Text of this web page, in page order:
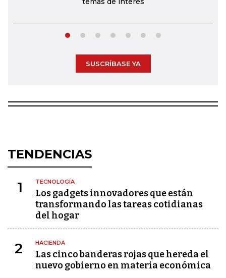
SUSCRÍBASE YA
TENDENCIAS
1 TECNOLOGÍA
Los gadgets innovadores que están
transformando las tareas cotidianas
del hogar
2 HACIENDA
Las cinco banderas rojas que hereda el
nuevo gobierno en materia económica